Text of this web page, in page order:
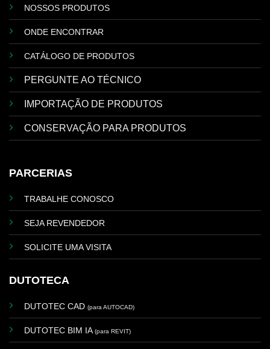
NOSSOS PRODUTOS
ONDE ENCONTRAR
CATÁLOGO DE PRODUTOS
PERGUNTE AO TÉCNICO
IMPORTAÇÃO DE PRODUTOS
CONSERVAÇÃO PARA PRODUTOS
PARCERIAS
TRABALHE CONOSCO
SEJA REVENDEDOR
SOLICITE UMA VISITA
DUTOTECA
DUTOTEC CAD (para AUTOCAD)
DUTOTEC BIM IA (para REVIT)